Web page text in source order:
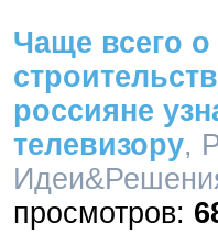
Чаще всего
россияне
телевизору,